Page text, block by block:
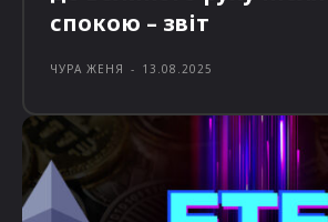
спокою – звіт
ЧУРА ЖЕНЯ - 13.08.2025